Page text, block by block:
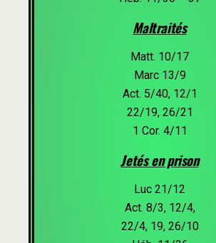
Maltraités
Matt. 10/17
Marc 13/9
Act. 5/40, 12/1
22/19, 26/21
1 Cor. 4/11
Jetés en prison
Luc 21/12
Act. 8/3, 12/4,
22/4, 19, 26/10